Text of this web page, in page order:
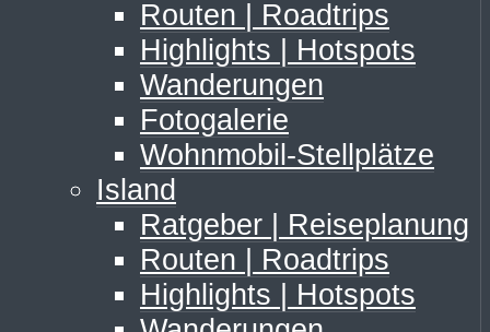
Routen | Roadtrips
Highlights | Hotspots
Wanderungen
Fotogalerie
Wohnmobil-Stellplätze
Island
Ratgeber | Reiseplanung
Routen | Roadtrips
Highlights | Hotspots